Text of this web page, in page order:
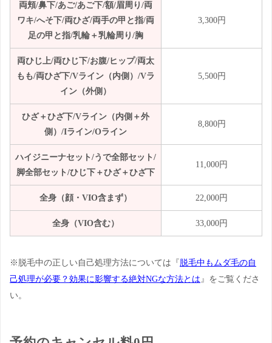
両頬/鼻下/あご/あご下/額/眉周り/両
ワキ/へそ下/両ひざ/両手の甲と指/両
足の甲と指/乳輪＋乳輪周り/胸
3,300円
両ひじ上/両ひじ下/お腹/ヒップ/両太
もも/両ひざ下/Vライン（内側）/Vラ
イン（外側）
5,500円
ひざ＋ひざ下/Vライン（内側＋外
側）/Iライン/Oライン
8,800円
ハイジニーナセット/うで全部セット/
脚全部セット/ひじ下＋ひざ＋ひざ下
11,000円
全身（顔・VIO含まず） 22,000円
全身（VIO含む） 33,000円
※脱毛中の正しい自己処理方法については『脱毛中もムダ毛の自
己処理が必要？効果に影響する絶対NGな方法とは』をご覧くださ
い。